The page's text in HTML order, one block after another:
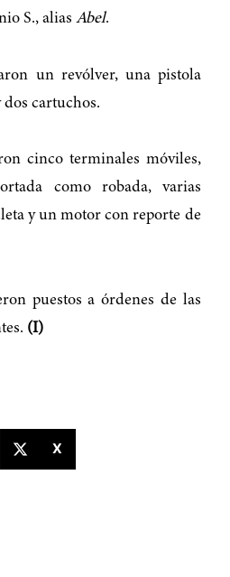
S., aliasAbel.
un revólver, una pistola
cartuchos.
cinco terminales móviles,
como robada, varias
y un motor con reporte de
puestos a órdenes de las
(I)
X